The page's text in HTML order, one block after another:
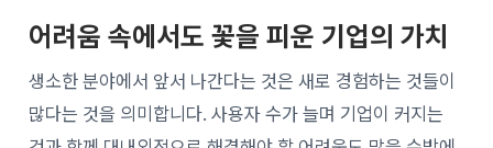
어려움 속에서도꽃을 피운 기업의 가치
생소한 분야에서 앞서 나간다는 것은 새로 경험하는 것들이
많다는 것을 의미합니다. 사용자 수가 늘며 기업이 커지는